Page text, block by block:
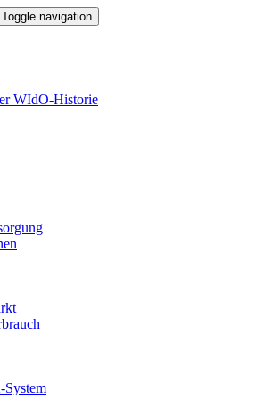
Toggle navigation
WIdO-Historie
System